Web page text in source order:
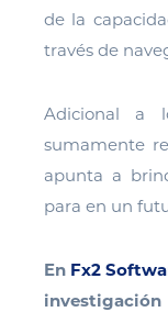
de la
través de
Adicional a
sumamente
apunta a
para en un
En Fx2